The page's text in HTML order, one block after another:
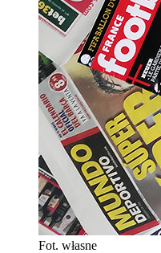
Fot. własne